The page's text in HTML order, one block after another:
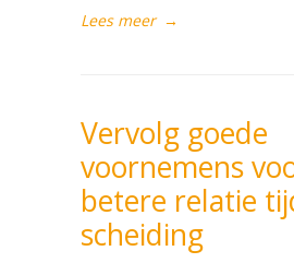
Lees meer →
Vervolg goede
voornemens
betere relatie
scheiding